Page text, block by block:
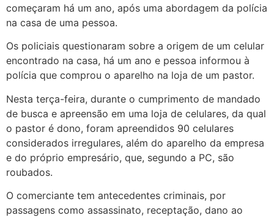
começaram há um ano, após uma abordagem da polícia
na casa de uma pessoa.
Os policiais questionaram sobre a origem de um celular
encontrado na casa, há um ano e pessoa informou à
polícia que comprou o aparelho na loja de um pastor.
Nesta terça-feira, durante o cumprimento de mandado
de busca e apreensão em uma loja de celulares, da qual
o pastor é dono, foram apreendidos 90 celulares
considerados irregulares, além do aparelho da empresa
e do próprio empresário, que, segundo a PC, são
roubados.
O comerciante tem antecedentes criminais, por
passagens como assassinato, receptação, dano ao